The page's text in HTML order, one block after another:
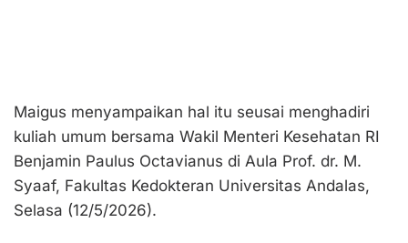
Maigus menyampaikan hal itu seusai menghadiri
kuliah umum bersama Wakil Menteri Kesehatan RI
Benjamin Paulus Octavianus di Aula Prof. dr. M.
Syaaf, Fakultas Kedokteran Universitas Andalas,
Selasa (12/5/2026).